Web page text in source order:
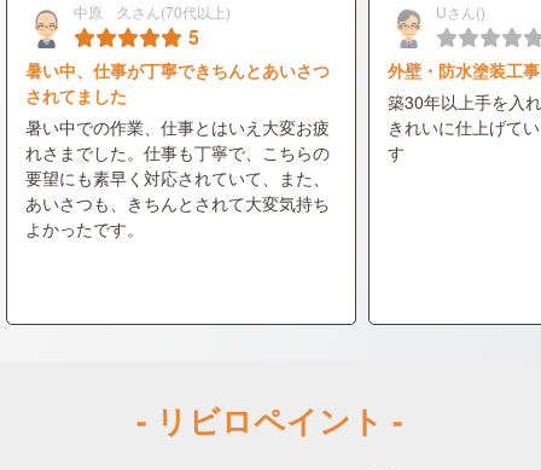
中原 久さん(70代以上)
5
暑い中、仕事が丁寧できちんとあいさつ
されてました
暑い中での作業、仕事とはいえ大変お疲
れさまでした。仕事も丁寧で、こちらの
要望にも素早く対応されていて、また、
あいさつも、きちんとされて大変気持ち
よかったです。
Uさん()
外壁・防水塗装工事
築30年以上手を入
きれいに仕上げて
す
- リビロペイント -